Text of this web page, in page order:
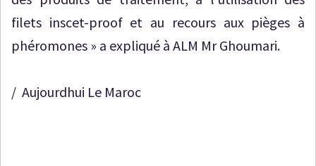
filets inscet-proof et au recours aux pièges à
phéromones » a expliqué à ALM Mr Ghoumari.
/ Aujourdhui Le Maroc